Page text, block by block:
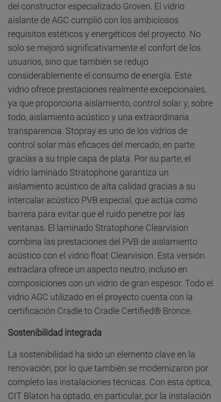
del constructor especializado Groven. El vidrio
aislante de AGC cumplió con los ambiciosos
requisitos estéticos y energéticos del proyecto. No
solo se mejoró significativamente el confort de los
usuarios, sino que también se redujo
considerablemente el consumo de energía. Este
vidrio ofrece prestaciones realmente excepcionales,
ya que proporciona aislamiento, control solar y, sobre
todo, aislamiento acústico y una extraordinaria
transparencia. Stopray es uno de los vidrios de
control solar más eficaces del mercado, en parte
gracias a su triple capa de plata. Por su parte, el
vidrio laminado Stratophone garantiza un
aislamiento acústico de alta calidad gracias a su
intercalar acústico PVB especial, que actúa como
barrera para evitar que el ruido penetre por las
ventanas. El laminado Stratophone Clearvision
combina las prestaciones del PVB de aislamiento
acústico con el vidrio float Clearvision. Esta versión
extraclara ofrece un aspecto neutro, incluso en
composiciones con un vidrio de gran espesor. Todo el
vidrio AGC utilizado en el proyecto cuenta con la
certificación Cradle to Cradle Certified® Bronce.
Sostenibilidad integrada
La sostenibilidad ha sido un elemento clave en la
renovación, por lo que también se modernizaron por
completo las instalaciones técnicas. Con esta óptica,
CIT Blaton ha optado, en particular, por la instalación